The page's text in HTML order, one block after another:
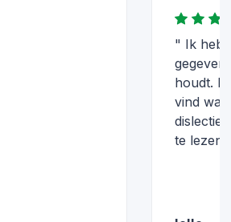
" Ik heb
gegeven
houdt.
vind wat
te lezen